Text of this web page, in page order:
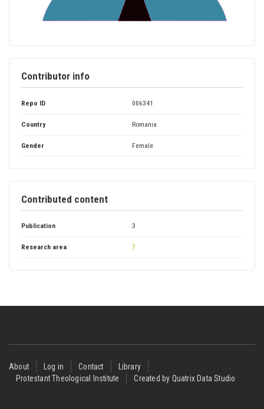
Contributor info
Repo ID 006341
Country Romania
Gender Female
Contributed content
Publication 3
Research area 7
Footer
menu
About Log in Contact
Library
Protestant Theological Institute
Created by Quatrix Data Studio